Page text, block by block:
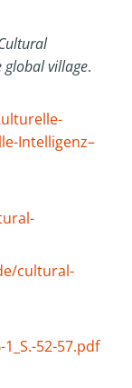
global village.
Intelligenz–
cultural-
52-57.pdf